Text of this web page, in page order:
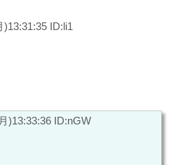
)13:31:35 ID:li1
)13:33:36 ID:nGW